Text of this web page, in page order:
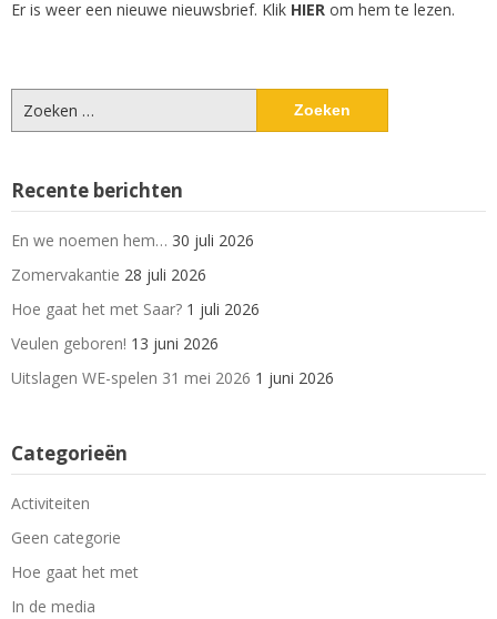
Er is weer een nieuwe nieuwsbrief. Klik HIER om hem te lezen.
Zoeken
naar:
Recente berichten
En we noemen hem… 30 juli 2026
Zomervakantie 28 juli 2026
Hoe gaat het met Saar? 1 juli 2026
Veulen geboren! 13 juni 2026
Uitslagen WE-spelen 31 mei 2026 1 juni 2026
Categorieën
Activiteiten
Geen categorie
Hoe gaat het met
In de media